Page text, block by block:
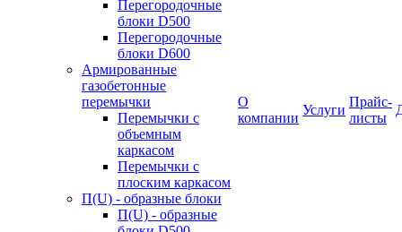
Перегородочные
блоки D500
Перегородочные
блоки D600
Армированные
газобетонные
перемычки
Перемычки с
объемным
каркасом
Перемычки с
плоским каркасом
П(U) - образные блоки
П(U) - образные
О
компании
Услуги
Прайс-
листы